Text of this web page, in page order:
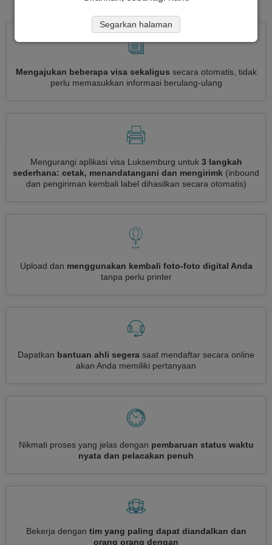
Mengajukan beberapa visa sekaligus secara otomatis, tidak
perlu memasukkan informasi berulang-ulang
Mengurangi aplikasi visa Luksemburg untuk 3 langkah
sederhana: cetak, menandatangani dan mengirimk (inbound
dan pengiriman kembali label dihasilkan secara otomatis)
Upload dan menggunakan kembali foto-foto digital Anda
tanpa perlu printer
Dapatkan bantuan ahli segera saat mendaftar secara online
akan Anda memiliki pertanyaan
Nikmati proses yang jelas dengan pembaruan status waktu
nyata dan pelacakan penuh
Bekerja dengan tim yang paling dapat diandalkan dan
orang orang dengan
Segarkan halaman